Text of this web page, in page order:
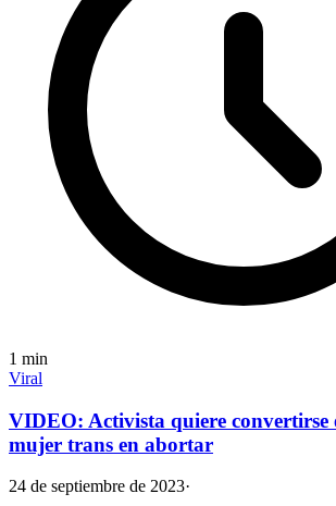
1 min
Viral
VIDEO: Activista quiere convertirse
mujer trans en abortar
24 de septiembre de 2023·